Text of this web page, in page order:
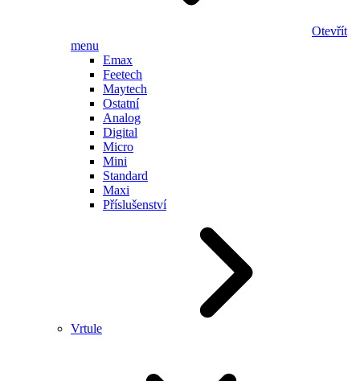
Otevřít
menu
Emax
Feetech
Maytech
Ostatní
Analog
Digital
Micro
Mini
Standard
Maxi
Příslušenství
Vrtule